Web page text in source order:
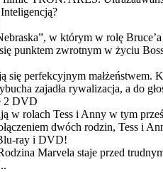
w którym w rolę
punktem zwrotnym w życiu
perfekcyjnym małżeństwem.
zajadła rywalizacja, a do
2 DVD
Tess i Anny w tym
dwóch rodzin, Tess i
ray i DVD!
Marvela staje przed